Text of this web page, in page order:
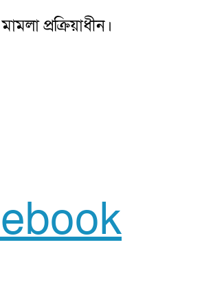
প্রক্রিয়াধীন।